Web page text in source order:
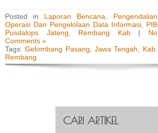
Posted in Laporan Bencana
Pengendalian
Operasi Dan Pengelolaan Data Informasi, PIB
Pusdalops Jateng
Rembang Kab| No
Comments »
Tags:Gelombang Pasang Jawa Tengah
Kab.
Rembang
CARI ARTIKEL